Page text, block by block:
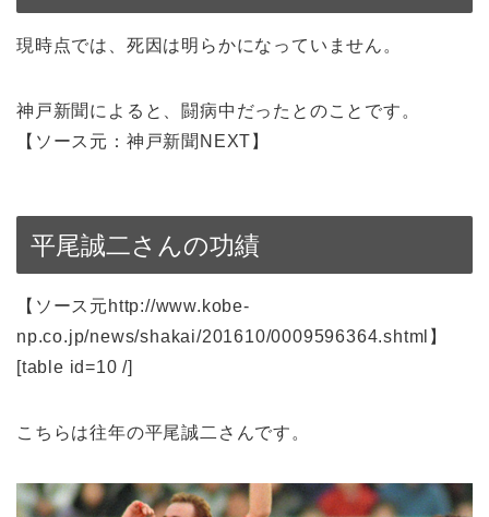
現時点では、死因は明らかになっていません。
神戸新聞によると、闘病中だったとのことです。
【ソース元：神戸新聞NEXT】
平尾誠二さんの功績
【ソース元http://www.kobe-
np.co.jp/news/shakai/201610/0009596364.shtml】
[table id=10 /]
こちらは往年の平尾誠二さんです。